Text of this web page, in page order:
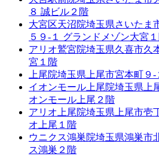
８ 誠ビル２階
大宮区天沼院埼玉県さいたま
５９-１ グランドメゾン大宮
アリオ鷲宮院埼玉県久喜市久
宮１階
上尾院埼玉県上尾市宮本町９-
イオンモール上尾院埼玉県上
オンモール上尾２階
アリオ上尾院埼玉県上尾市壱
オ上尾１階
ウニクス鴻巣院埼玉県鴻巣市
ス鴻巣２階